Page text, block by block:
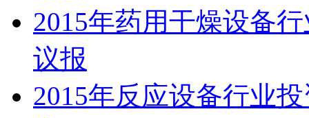
2015年药用干燥设备
议报
2015年反应设备行业